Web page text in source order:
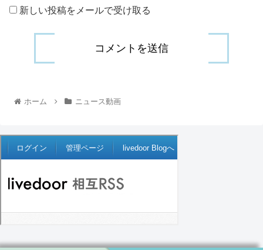
新しい投稿をメールで受け取る
ホーム ニュース動画